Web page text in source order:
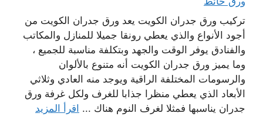
تركيب ورق جدران الكويت يعد ورق جدران الكويت من
أجود الأنواع والذي يعطي رونقا جميلا للمنازل والمكاتب
والفنادق يوفر الوقت والجهد وبتكلفة مناسبة للجميع ،
وما يميز ورق جدران الكويت أنه متنوع بالألوان
والرسومات المختلفة الراقية ويوجد منه العادي وثلاثي
الأبعاد الذي يعطي منظرا جذابا للغرف ولكل غرفة ورق
جدران يناسبها فمثلا لغرف النوم هناك ... اقرأ المزيد